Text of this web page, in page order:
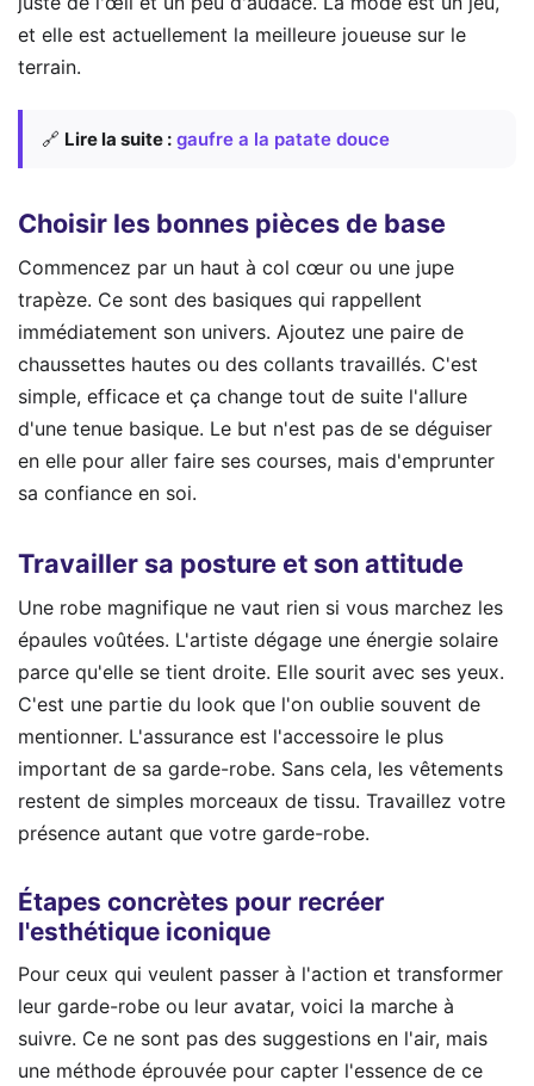
et elle est actuellement la meilleure joueuse sur le
terrain.
🔗 Lire la suite : gaufre a la patate douce
Choisir les bonnes pièces de base
Commencez par un haut à col cœur ou une jupe
trapèze. Ce sont des basiques qui rappellent
immédiatement son univers. Ajoutez une paire de
chaussettes hautes ou des collants travaillés. C'est
simple, efficace et ça change tout de suite l'allure
d'une tenue basique. Le but n'est pas de se déguiser
en elle pour aller faire ses courses, mais d'emprunter
sa confiance en soi.
Travailler sa posture et son attitude
Une robe magnifique ne vaut rien si vous marchez les
épaules voûtées. L'artiste dégage une énergie solaire
parce qu'elle se tient droite. Elle sourit avec ses yeux.
C'est une partie du look que l'on oublie souvent de
mentionner. L'assurance est l'accessoire le plus
important de sa garde-robe. Sans cela, les vêtements
restent de simples morceaux de tissu. Travaillez votre
présence autant que votre garde-robe.
Étapes concrètes pour recréer
l'esthétique iconique
Pour ceux qui veulent passer à l'action et transformer
leur garde-robe ou leur avatar, voici la marche à
suivre. Ce ne sont pas des suggestions en l'air, mais
une méthode éprouvée pour capter l'essence de ce